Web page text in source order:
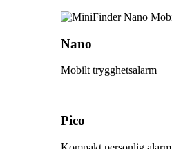
Nano
Mobilt trygghetsalarm
Pico